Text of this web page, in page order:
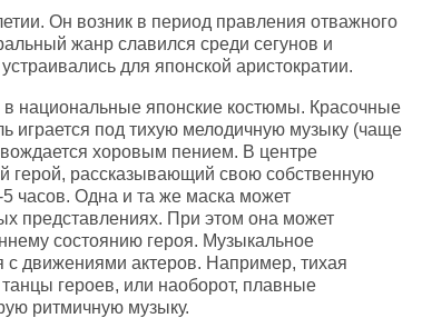
Он возник в период правления отважного
жанр славился среди сегунов и
для японской аристократии.
национальные японские костюмы. Красочные
играется под тихую мелодичную музыку (чаще
хоровым пением. В центре
герой, рассказывающий свою собственную
часов. Одна и та же маска может
представлениях. При этом она может
состоянию героя. Музыкальное
с движениями актеров. Например, тихая
героев, или наоборот, плавные
ритмичную музыку.